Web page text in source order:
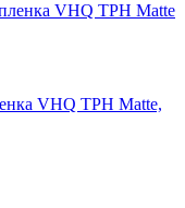
VHQ TPH Matte,